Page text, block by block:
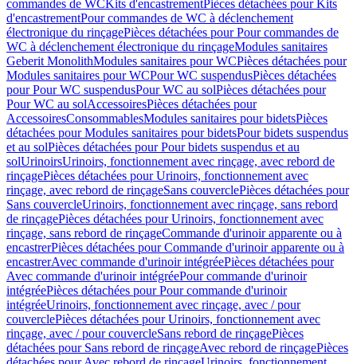
commandes de WCKits d'encastrementPièces détachées pour Kits
d'encastrementPour commandes de WC à déclenchement
électronique du rinçagePièces détachées pour Pour commandes de
WC à déclenchement électronique du rinçageModules sanitaires
Geberit MonolithModules sanitaires pour WCPièces détachées pour
Modules sanitaires pour WCPour WC suspendusPièces détachées
pour Pour WC suspendusPour WC au solPièces détachées pour
Pour WC au solAccessoiresPièces détachées pour
AccessoiresConsommablesModules sanitaires pour bidetsPièces
détachées pour Modules sanitaires pour bidetsPour bidets suspendus
et au solPièces détachées pour Pour bidets suspendus et au
solUrinoirsUrinoirs, fonctionnement avec rinçage, avec rebord de
rinçagePièces détachées pour Urinoirs, fonctionnement avec
rinçage, avec rebord de rinçageSans couverclePièces détachées pour
Sans couvercleUrinoirs, fonctionnement avec rinçage, sans rebord
de rinçagePièces détachées pour Urinoirs, fonctionnement avec
rinçage, sans rebord de rinçageCommande d'urinoir apparente ou à
encastrerPièces détachées pour Commande d'urinoir apparente ou à
encastrerAvec commande d'urinoir intégréePièces détachées pour
Avec commande d'urinoir intégréePour commande d'urinoir
intégréePièces détachées pour Pour commande d'urinoir
intégréeUrinoirs, fonctionnement avec rinçage, avec / pour
couverclePièces détachées pour Urinoirs, fonctionnement avec
rinçage, avec / pour couvercleSans rebord de rinçagePièces
détachées pour Sans rebord de rinçageAvec rebord de rinçagePièces